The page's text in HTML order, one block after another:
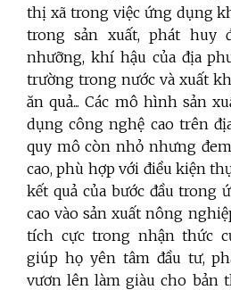
thị xã trong việc ứng dụng
trong sản xuất, phát huy
nhưỡng, khí hậu của địa
trường trong nước và xuất
ăn quả... Các mô hình sản
dụng công nghệ cao trên
quy mô còn nhỏ nhưng
cao, phù hợp với điều kiện
kết quả của bước đầu trong
cao vào sản xuất nông
tích cực trong nhận thức
giúp họ yên tâm đầu tư,
vươn lên làm giàu cho bản